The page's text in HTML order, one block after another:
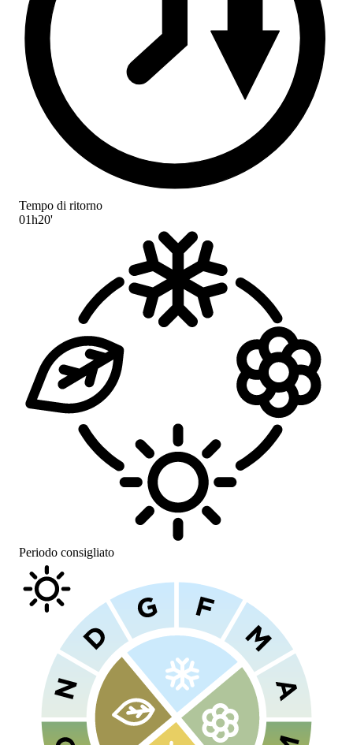
Tempo di ritorno
01h20'
Periodo consigliato